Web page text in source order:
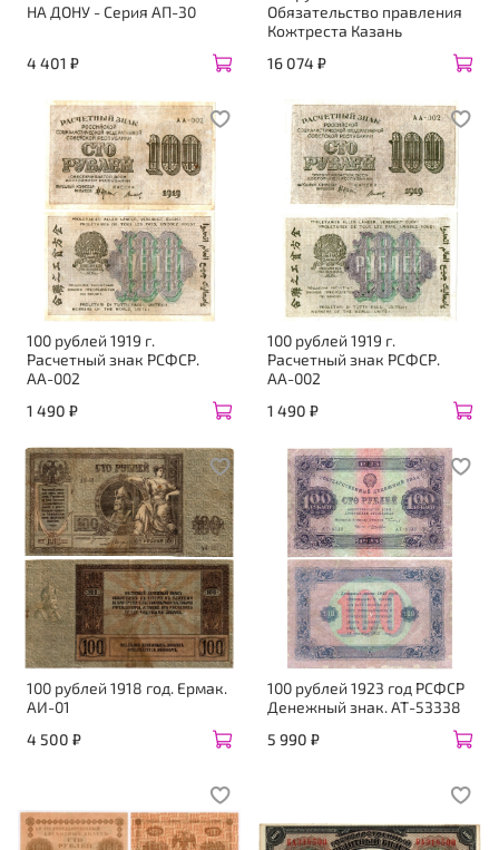
НА ДОНУ - Серия АП-30
4 401 ₽
Обязательство правления
Кожтреста Казань
16 074 ₽
100 рублей 1919 г.
Расчетный знак РСФСР.
АА-002
1 490 ₽
100 рублей 1919 г.
Расчетный знак РСФСР.
АА-002
1 490 ₽
100 рублей 1918 год. Ермак.
АИ-01
4 500 ₽
100 рублей 1923 год РСФСР
Денежный знак. АТ-53338
5 990 ₽